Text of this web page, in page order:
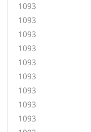
1093
1093
1093
1093
1093
1093
1093
1093
1093